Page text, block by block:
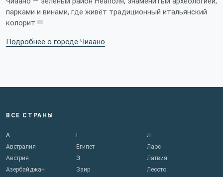
парками и винами, где живёт традиционный итальянский
колорит.!!!
Подробнее о городе Чиаано
ВСЕ СТРАНЫ
А
Австралия
Австрия
Азербайджан
Е
Египет
З
Заир
Л
Лаос
Латвия
Лесото